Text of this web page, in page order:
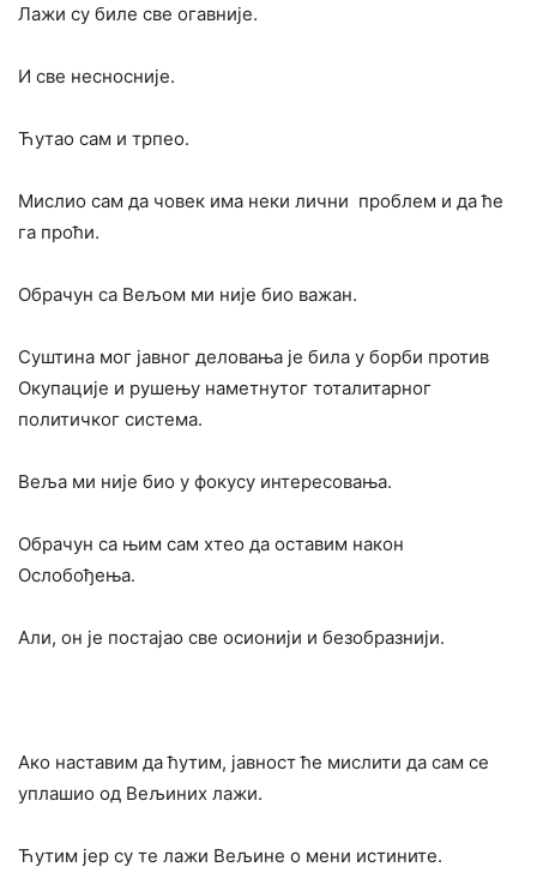
Лажи су биле све огавније.
И све несносније.
Ћутао сам и трпео.
Мислио сам да човек има неки лични проблем и да ће
га проћи.
Обрачун са Вељом ми није био важан.
Суштина мог јавног деловања је била у борби против
Окупације и рушењу наметнутог тоталитарног
политичког система.
Веља ми није био у фокусу интересовања.
Обрачун са њим сам хтео да оставим након
Ослобођења.
Али, он је постајао све осионији и безобразнији.
Ако наставим да ћутим, јавност ће мислити да сам се
уплашио од Вељиних лажи.
Ћутим јер су те лажи Вељине о мени истините.